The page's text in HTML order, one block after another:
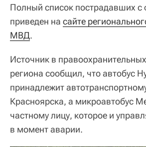
Полный список пострадавших
приведен на сайте
МВД.
Источник в
региона сообщил, что автобус
принадлежит
Красноярска, а микроавтобус
частному лицу, которое и
в момент аварии.